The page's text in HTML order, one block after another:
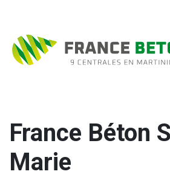
France Béton
Marie